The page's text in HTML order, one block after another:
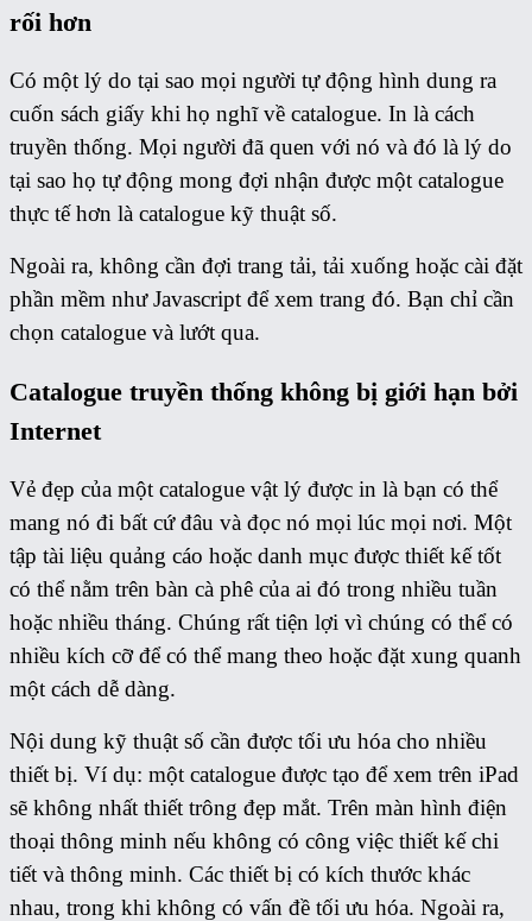
rối hơn
Có một lý do tại sao mọi người tự động hình dung ra
cuốn sách giấy khi họ nghĩ về catalogue. In là cách
truyền thống. Mọi người đã quen với nó và đó là lý do
tại sao họ tự động mong đợi nhận được một catalogue
thực tế hơn là catalogue kỹ thuật số.
Ngoài ra, không cần đợi trang tải, tải xuống hoặc cài đặt
phần mềm như Javascript để xem trang đó. Bạn chỉ cần
chọn catalogue và lướt qua.
Catalogue truyền thống không bị giới hạn bởi
Internet
Vẻ đẹp của một catalogue vật lý được in là bạn có thể
mang nó đi bất cứ đâu và đọc nó mọi lúc mọi nơi. Một
tập tài liệu quảng cáo hoặc danh mục được thiết kế tốt
có thể nằm trên bàn cà phê của ai đó trong nhiều tuần
hoặc nhiều tháng. Chúng rất tiện lợi vì chúng có thể có
nhiều kích cỡ để có thể mang theo hoặc đặt xung quanh
một cách dễ dàng.
Nội dung kỹ thuật số cần được tối ưu hóa cho nhiều
thiết bị. Ví dụ: một catalogue được tạo để xem trên iPad
sẽ không nhất thiết trông đẹp mắt. Trên màn hình điện
thoại thông minh nếu không có công việc thiết kế chi
tiết và thông minh. Các thiết bị có kích thước khác
nhau, trong khi không có vấn đề tối ưu hóa. Ngoài ra,